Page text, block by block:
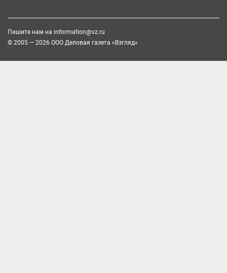
Пишите нам на information@vz.ru
© 2005 — 2026 ООО Деловая газета «Взгляд»